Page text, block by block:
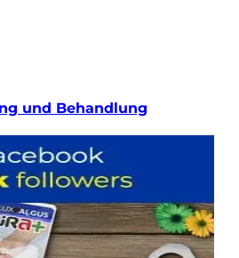
und Behandlung